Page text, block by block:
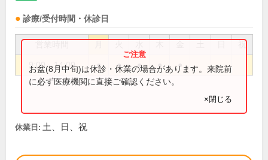
診療/受付時間・休診日
祝
9:00～14:00 ● ● ● ● ●
お盆(8月中旬)は休診・休業の場合があります。来院前
に必ず医療機関に直接ご確認ください。
×閉じる
休業日: 土、日、祝